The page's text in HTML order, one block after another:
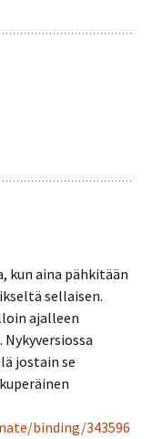
kun aina pähkitään
sellaisen.
ajalleen
jostain se
binding/343596